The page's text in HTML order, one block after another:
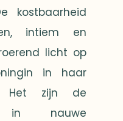
kostbaarheid
intiem en
licht op
in haar
Het zijn de
in nauwe